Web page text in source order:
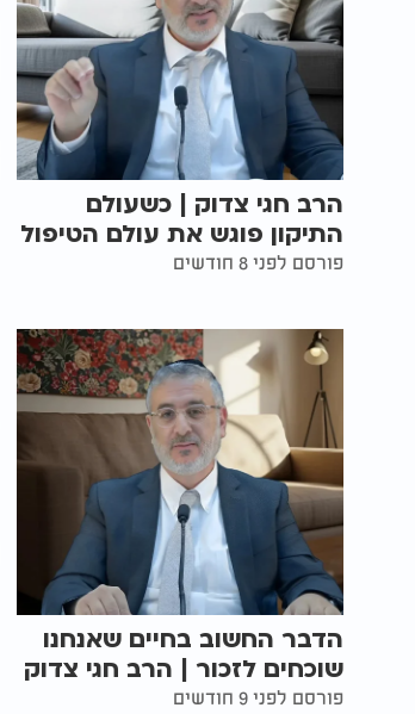
הרב חגי צדוק | כשעולם
התיקון פוגש את עולם הטיפול
פורסם לפני 8 חודשים
הדבר החשוב בחיים שאנחנו
שוכחים לזכור | הרב חגי צדוק
פורסם לפני 9 חודשים